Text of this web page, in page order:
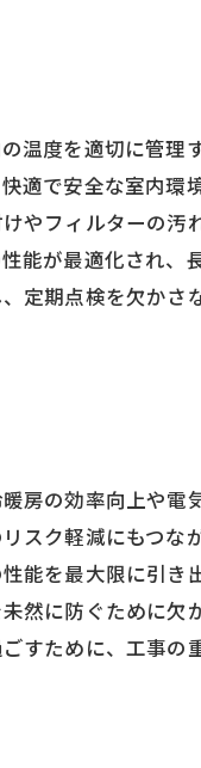
温度を適切に管理
で安全な室内環
やフィルターの汚
能が最適化され、
定期点検を欠かさ
房の効率向上や電
スク軽減にもつな
能を最大限に引き
然に防ぐために欠
すために、工事の